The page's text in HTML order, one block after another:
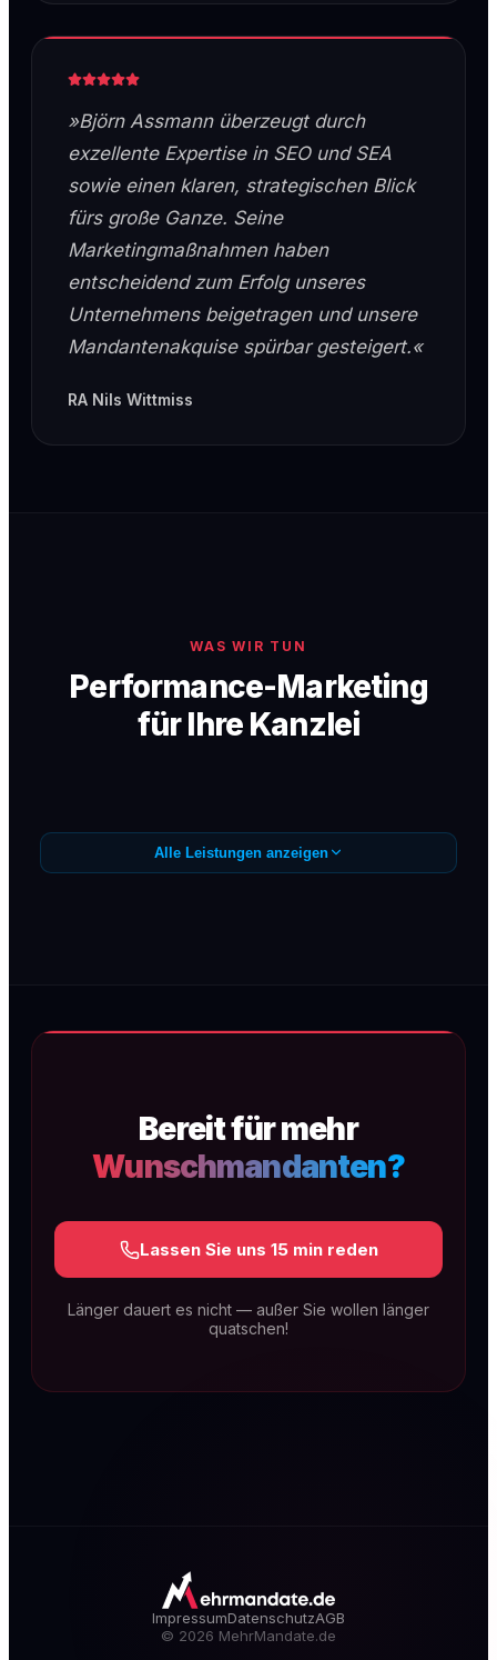
»Björn Assmann überzeugt durch
exzellente Expertise in SEO und SEA
sowie einen klaren, strategischen Blick
fürs große Ganze. Seine
Marketingmaßnahmen haben
entscheidend zum Erfolg unseres
Unternehmens beigetragen und unsere
Mandantenakquise spürbar gesteigert.«
RA Nils Wittmiss
WAS WIR TUN
Performance-Marketing
für Ihre Kanzlei
Wunschmandanten — sofortige
Mehr erfahren
Technische Exzellenz, rechtsspezifischer
Alle Leistungen anzeigen
Bereit für mehr
Wunschmandanten?
Lassen Sie uns 15 min reden
Länger dauert es nicht — außer Sie wollen länger
quatschen!
ImpressumDatenschutzAGB
© 2026 MehrMandate.de